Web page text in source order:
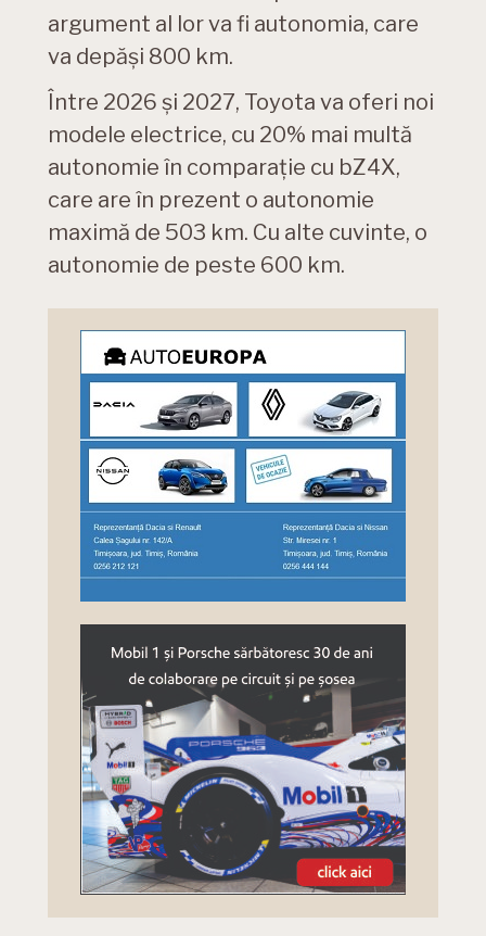
argument al lor va fi autonomia, care
va depăși 800 km.
Între 2026 și 2027, Toyota va oferi noi
modele electrice, cu 20% mai multă
autonomie în comparație cu bZ4X,
care are în prezent o autonomie
maximă de 503 km. Cu alte cuvinte, o
autonomie de peste 600 km.